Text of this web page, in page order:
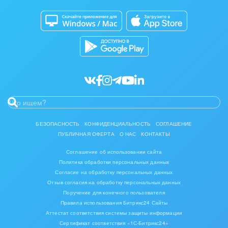
Кибербезопасность
Битрикс24 Маркет
Разработчикам приложений
БЕЗОПАСНОСТЬ КОНФИДЕНЦИАЛЬНОСТЬ
СОГЛАШЕНИЕ
ПУБЛИЧНАЯ ОФЕРТА
О НАС КОНТАКТЫ
Соглашение об использовании сайта
Политика обработки персональных данных
Согласие на обработку персональных данных
Отзыв согласия на обработку персональных данных
Поручение для конечного пользователя
Правила использования Битрикс24 Сайты
Аттестат соответствия системы защиты информации
Сертификат соответствия «1С-Битрикс24»